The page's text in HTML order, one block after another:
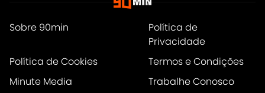
Sobre 90min
Política de
Privacidade
Política de Cookies
Termos e Condições
Minute Media
Trabalhe Conosco